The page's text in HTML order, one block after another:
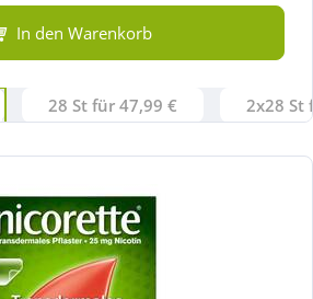
In den Warenkorb
28 St für 47,99 € 2x28 St